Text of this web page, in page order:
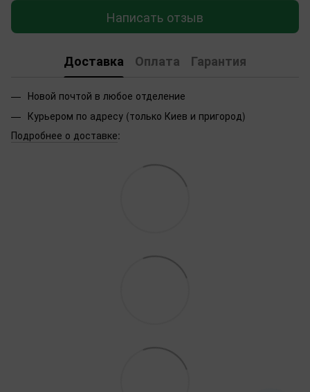
Написать отзыв
Доставка Оплата Гарантия
Новой почтой в любое отделение
Курьером по адресу (только Киев и пригород)
Подробнее о доставке: